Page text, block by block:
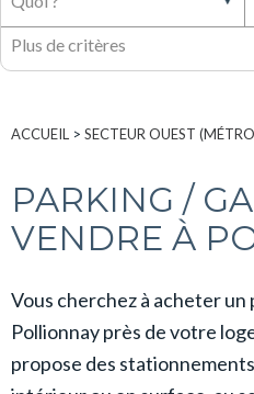
ACCUEIL > SECTEUR OUEST
PARKING /
VENDRE À
Vous cherchez à acheter un
Pollionnay près de votre
propose des